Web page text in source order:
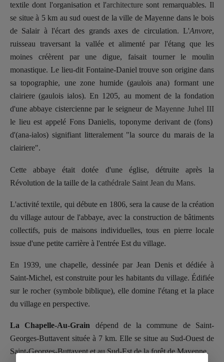
textile dont l'organisation et l'architecture sont remarquables. Il
se situe à 5 km au sud ouest de la ville deMayenne dans le bois
de Salair à l'écart des grands axes de circulation. L'Anvore,
ruisseau traversant la vallée et alimenté par l'étang que les
moines créèrent par une digue, faisait tourner le moulin
monastique. Le lieu-dit Fontaine-Daniel trouve son origine dans
sa topographie, une zone humide (gaulois ana) formant une
clairiere (gaulois ialos). En 1205, au moment de la fondation
d'une abbaye cistercienne par le seigneur de Mayenne Juhel III
le lieu est appelé Fons Danielis, toponyme derivant de (fons)
d'(ana-ialos) signifiant litteralement "la source du marais de la
clairiere".
Cette abbaye était dotée d'une église, détruite après la
Révolution de la taille de la cathédrale Saint Jean du Mans.
L'activité textile, qui débute en 1806, sera la cause de la création
du village autour de l'abbaye, avec la construction de bâtiments
collectifs, puis de maisons individuelles, tous en pierre locale
issue d'une petite carrière à l'entrée Est du village.
En 1939, une chapelle, dessinée par Jean Denis et dédiée à
Saint-Michel, est construite pour les habitants du village. Édifiée
sur le rocher (symbole biblique), elle domine l'étang et la place
du village en perspective.
La Chapelle-Au-Grain dépend de la commune de Saint-
Georges-Buttavent située à 7 km. Elle se situe au Sud-Ouest de
Saint-Georges-Buttavent et au Sud-Est de la forêt de Mayenne.